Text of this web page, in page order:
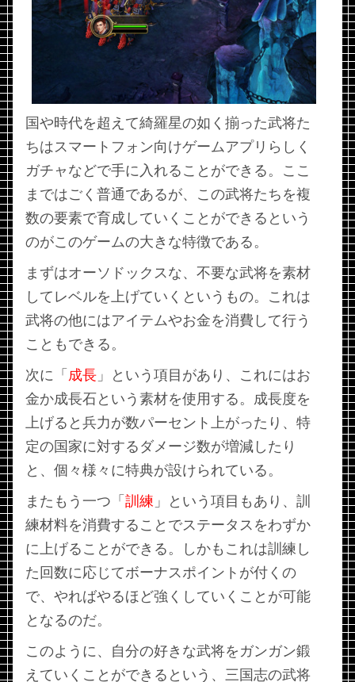
国や時代を超えて綺羅星の如く揃った武将た
ちはスマートフォン向けゲームアプリらしく
ガチャなどで手に入れることができる。ここ
まではごく普通であるが、この武将たちを複
数の要素で育成していくことができるという
のがこのゲームの大きな特徴である。
まずはオーソドックスな、不要な武将を素材
してレベルを上げていくというもの。これは
武将の他にはアイテムやお金を消費して行う
こともできる。
次に「 成長 」という項目があり、これにはお
金か成長石という素材を使用する。成長度を
上げると兵力が数パーセント上がったり、特
定の国家に対するダメージ数が増減したり
と、個々様々に特典が設けられている。
またもう一つ「 訓練 」という項目もあり、訓
練材料を消費することでステータスをわずか
に上げることができる。しかもこれは訓練し
た回数に応じてボーナスポイントが付くの
で、やればやるほど強くしていくことが可能
となるのだ。
このように、自分の好きな武将をガンガン鍛
えていくことができるという、三国志の武将